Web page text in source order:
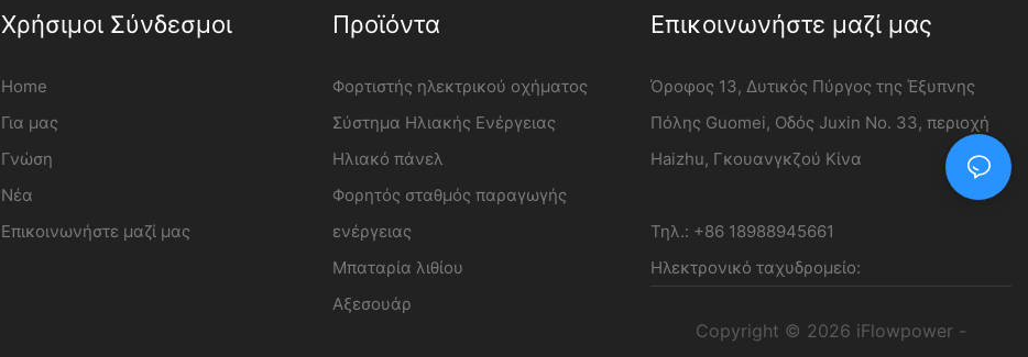
Χρήσιμοι Σύνδεσμοι
Home
Για μας
Γνώση
Νέα
Επικοινωνήστε μαζί μας
Προϊόντα
Φορτιστής ηλεκτρικού οχήματος
Σύστημα Ηλιακής Ενέργειας
Ηλιακό πάνελ
Φορητός σταθμός παραγωγής
ενέργειας
Μπαταρία λιθίου
Αξεσουάρ
Επικοινωνήστε μαζί μας
Όροφος 13, Δυτικός Πύργος της Έξυπνης
Πόλης Guomei, Οδός Juxin Νο. 33, περιοχή
Haizhu, Γκουανγκζού Κίνα
Τηλ.: +86 18988945661
Ηλεκτρονικό ταχυδρομείο:
Copyright © 2026 iFlowpower -